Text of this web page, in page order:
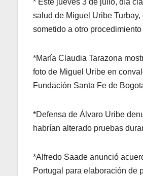
* Este jueves 3 de julio, día
salud de Miguel Uribe Turbay,
sometido a otro
*María Claudia Tarazona
foto de Miguel Uribe en
Fundación Santa Fe de
*Defensa de Álvaro Uribe
habrían alterado pruebas
*Alfredo Saade anunció
Portugal para elaboración de